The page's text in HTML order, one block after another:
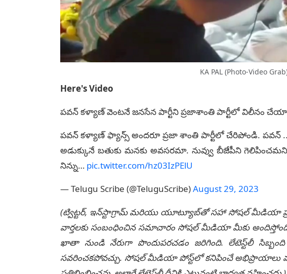
KA PAL (Photo-Video
Here's Video
పవన్ కళ్యాణ్ వెంటనే జనసేన పార్టీని ప్రజాశాంతి పార్టీలో విలీనం
పవన్ కళ్యాణ్ ఫ్యాన్స్ అందరూ ప్రజా శాంతి పార్టీలో చేరిపోండి. పవన్ ..
అడుక్కునే బతుకు మనకు అవసరమా. నువ్వు బీజేపీని
నిన్ను… pic.twitter.com/hz03IzPElU
— Telugu Scribe (@TeluguScribe)August 29, 2023
(ట్విట్టర్, ఇన్‌స్టాగ్రామ్ మరియు యూట్యూబ్‌తో సహా సోషల్ మీడియా
వార్తలకు సంబంధించిన సమాచారం సోషల్ మీడియా మీకు
ఖాతా నుండి నేరుగా పొందుపరచడం జరిగింది. లేటెస్ట్‌లీ
సవరించకపోవచ్చు. సోషల్ మీడియా పోస్ట్‌లో కనిపించే అభిప్రాయాలు